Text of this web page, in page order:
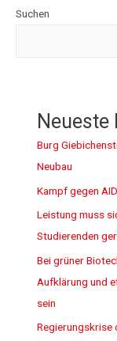
Suchen
Neueste
Burg
Neubau
Kampf gegen
Leistung muss
Studierenden
Bei grüner
Aufklärung und
sein